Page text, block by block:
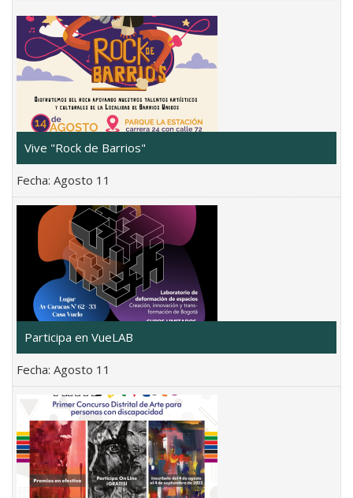
Vive "Rock de Barrios"
Fecha: Agosto 11
Participa en VueLAB
Fecha: Agosto 11